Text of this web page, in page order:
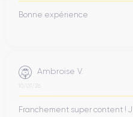
Bonne expérience
Ambroise V.
10/07/26
Franchement super content !